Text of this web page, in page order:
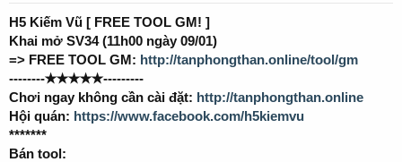
a
r
t
e
r
e
H5 Kiếm Vũ [ FREE TOOL GM! ]
Khai mở SV34 (11h00 ngày 09/01)
=> FREE TOOL GM: http://tanphongthan.online/tool/gm
--------✭✭✭✭✭---------
Chơi ngay không cần cài đặt: http://tanphongthan.online
Hội quán: https://www.facebook.com/h5kiemvu
*******
Bán tool: